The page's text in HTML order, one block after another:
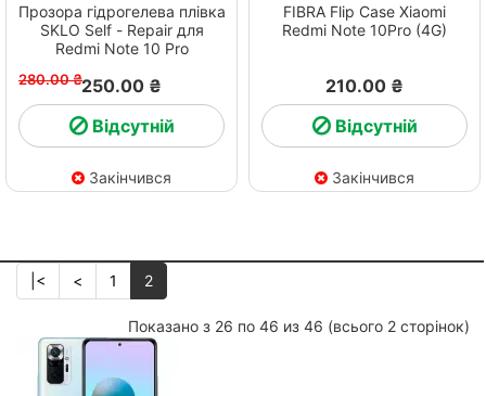
Прозора гідрогелева плівка
SKLO Self - Repair для
Redmi Note 10 Pro
280.00 ₴250.00 ₴
Відсутній
Закінчився
FIBRA Flip Case Xiaomi
Redmi Note 10Pro (4G)
210.00 ₴
Відсутній
Закінчився
|< < 1 2
Показано з 26 по 46 из 46 (всього 2 сторінок)